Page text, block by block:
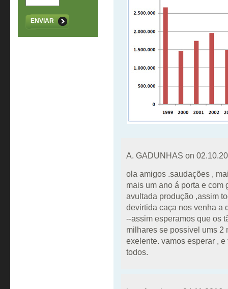
ENVIAR
A. GADUNHAS on
ola amigos .saudações ,
mais um ano á porta e
avultada produção ,assim
devirtida caça nos venha a
--assim esperamos que os
milhares se possivel ums 2
exelente. vamos esperar ,
todos.